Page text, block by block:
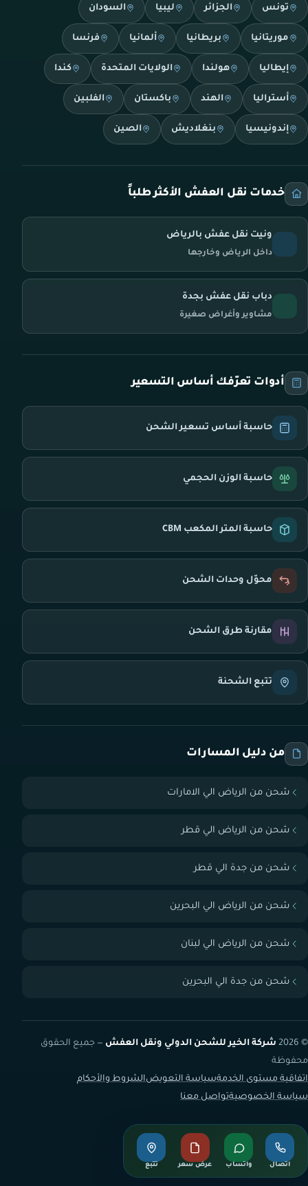
تونس الجزائر ليبيا السودان
موريتانيا بريطانيا ألمانيا فرنسا
إيطاليا هولندا الولايات المتحدة كندا
أستراليا الهند باكستان الفلبين
إندونيسيا بنغلاديش الصين
خدمات نقل العفش الأكثر طلباً
ونيت نقل عفش بالرياض
داخل الرياض وخارجها
دباب نقل عفش بجدة
مشاوير وأغراض صغيرة
أدوات تعرّفك أساس التسعير
حاسبة أساس تسعير الشحن
حاسبة الوزن الحجمي
حاسبة المتر المكعب CBM
محوّل وحدات الشحن
مقارنة طرق الشحن
تتبع الشحنة
من دليل المسارات
شحن من الرياض الي الامارات
شحن من الرياض الي قطر
شحن من جدة الي قطر
شحن من الرياض الي البحرين
شحن من الرياض الي لبنان
شحن من جدة الي البحرين
© 2026 شركة الخير للشحن الدولي ونقل العفش — جميع الحقوق
محفوظة
اتفاقية مستوى الخدمةسياسة التعويضالشروط والأحكام
سياسة الخصوصيةتواصل معنا
اتصال واتساب عرض سعر تتبع